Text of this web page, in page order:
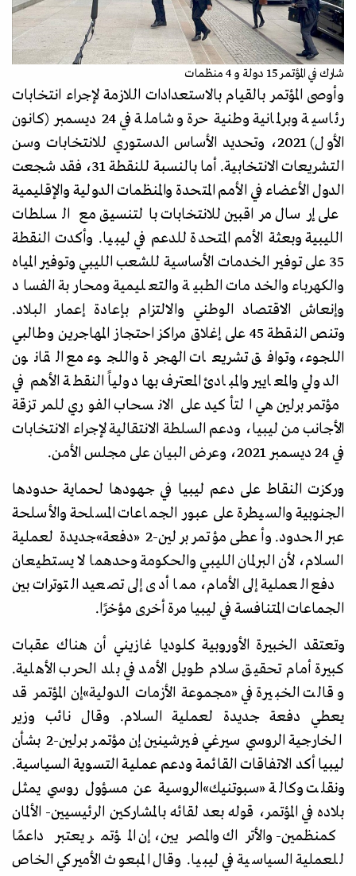
شارك في المؤتمر 15 دولة و 4 منظمات
وأوصى المؤتمر بالقيام بالاستعدادات اللازمة لإجراء انتخابات
رئاسية وبرلمانية وطنية حرة وشاملة في 24 ديسمبر (كانون
الأول) 2021، وتحديد الأساس الدستوري للانتخابات وسن
التشريعات الانتخابية. أما بالنسبة للنقطة 31، فقد شجعت
الدول الأعضاء في الأمم المتحدة والمنظمات الدولية والإقليمية
على إرسال مراقبين للانتخابات بالتنسيق مع السلطات
الليبية وبعثة الأمم المتحدة للدعم في ليبيا. وأكدت النقطة
35 على توفير الخدمات الأساسية للشعب الليبي وتوفير المياه
والكهرباء والخدمات الطبية والتعليمية ومحاربة الفساد
وإنعاش الاقتصاد الوطني والالتزام بإعادة إعمار البلاد.
وتنص النقطة 45 على إغلاق مراكز احتجاز المهاجرين وطالبي
اللجوء، وتوافق تشريعات الهجرة واللجوء مع القانون
الدولي والمعايير والمبادئ المعترف بها دولياً النقطة الأهم في
مؤتمر برلين هي التأكيد على الانسحاب الفوري للمرتزقة
الأجانب من ليبيا، ودعم السلطة الانتقالية لإجراء الانتخابات
في 24 ديسمبر 2021، وعرض البيان على مجلس الأمن.
وركزت النقاط على دعم ليبيا في جهودها لحماية حدودها
الجنوبية والسيطرة على عبور الجماعات المسلحة والأسلحة
عبر الحدود. وأعطى مؤتمر برلين-2
«دفعة»جديدة لعملية
السلام، لأن البرلمان الليبي والحكومة وحدهما لا يستطيعان
دفع العملية إلى الأمام، مما أدى إلى تصعيد التوترات بين
الجماعات المتنافسة في ليبيا مرة أخرى مؤخرًا.
وتعتقد الخبيرة الأوروبية كلوديا غازيني أن هناك عقبات
كبيرة أمام تحقيق سلام طويل الأمد في بلد الحرب الأهلية.
وقالت الخبيرة في «مجموعة الأزمات الدولية»إن المؤتمر قد
يعطي دفعة جديدة لعملية السلام. وقال نائب وزير
الخارجية الروسي سيرغي فيرشينين إن مؤتمر برلين-2 بشأن
ليبيا أكد الاتفاقات القائمة ودعم عملية التسوية السياسية.
ونقلت وكالة«سبوتنيك»الروسية عن مسؤول روسي يمثل
بلاده في المؤتمر، قوله بعد لقائه بالمشاركين الرئيسيين- الألمان
كمنظمين- والأتراك والمصريين، إن المؤتمر يعتبر داعمًا
للعملية السياسية في ليبيا. وقال المبعوث الأميركي الخاص